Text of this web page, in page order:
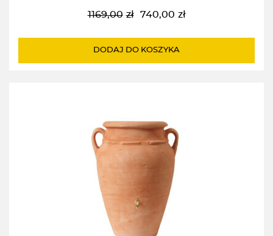
1169,00 zł
Pierwotna
wynosiła:
740,00 zł
Aktualna
wynosi:
DODAJ DO KOSZYKA